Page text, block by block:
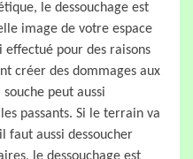
le dessouchage est
image de votre espace
effectué pour des raisons
créer des dommages aux
peut aussi
passants. Si le terrain va
faut aussi dessoucher